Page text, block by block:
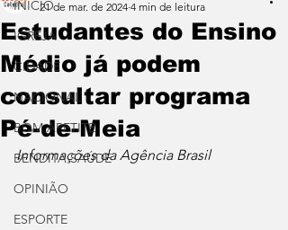
INÍCIO
IGREJA
CIDADE
NACIONAL
BOM APETITE
BENDITA SAÚDE
OPINIÃO
ESPORTE
Estudantes do Ensino
Médio já podem
consultar programa
Pé-de-Meia
21 de mar. de 2024 4 min de leitura
Informações da Agência Brasil